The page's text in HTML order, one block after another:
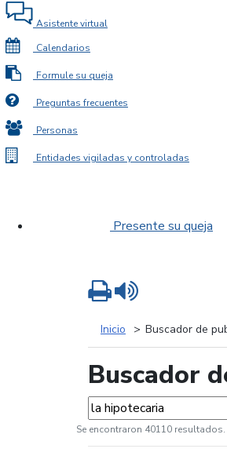
Asistente virtual
Calendarios
Formule su queja
Preguntas frecuentes
Personas
Entidades vigiladas y controladas
Presente su queja
Inicio Buscador de
Buscador
Palabras...
Se encontraron 40110 resultados.
Imprimir